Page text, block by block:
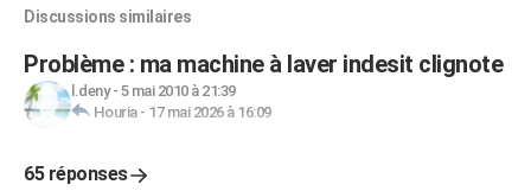
Discussions similaires
Problème : ma machine à laver indesit clignote
l.deny- 5 mai 2010 à 21:39
Houria- 17 mai 2026 à 16:09
65 réponses